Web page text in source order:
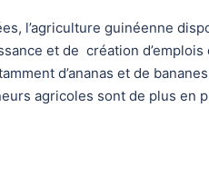
l’agriculture guinéenne
et de création d’emplois
d’ananas et de
agricoles sont de plus en